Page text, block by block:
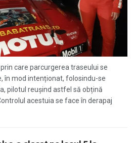
care parcurgerea traseului se
în mod intenționat, folosindu-se
pilotul reușind astfel să obțină
acestuia se face în derapaj